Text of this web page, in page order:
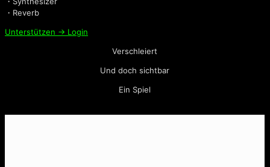
・Reverb
Unterstützen → Login
Verschleiert
Und doch sichtbar
Ein Spiel